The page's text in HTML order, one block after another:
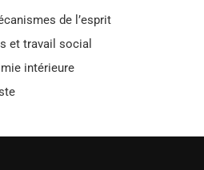
de l’esprit
et travail social
intérieure